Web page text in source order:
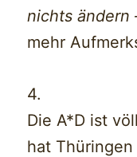
nichts ändern
mehr
4.
Die A*D ist
hat